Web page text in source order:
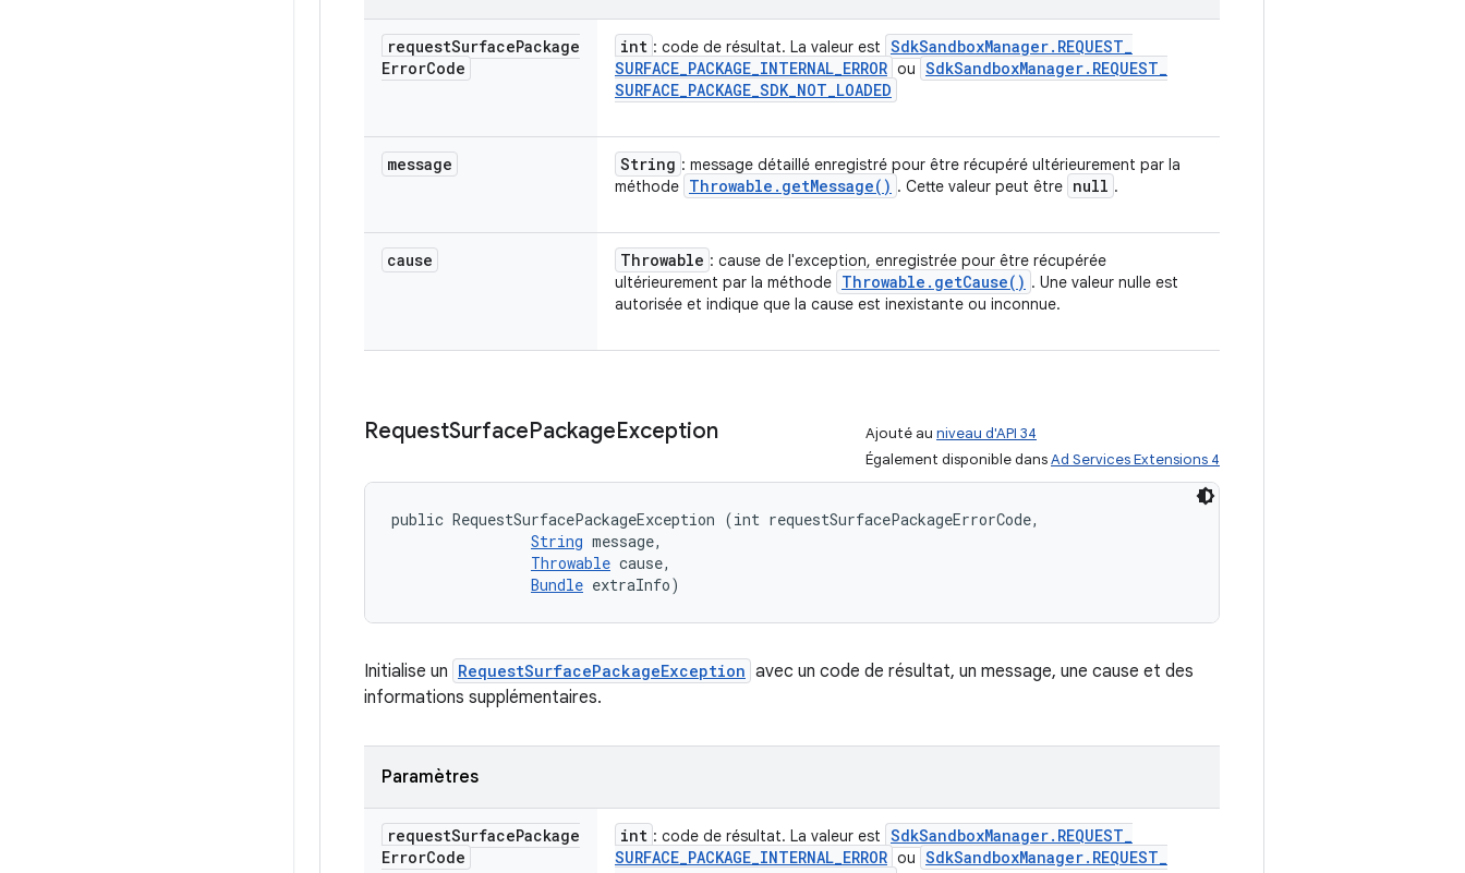
requestSurfacePackage
ErrorCode
int : code de résultat. La valeur est SdkSandboxManager. REQUEST_
SURFACE_PACKAGE_INTERNAL_ERROR ou SdkSandboxManager. REQUEST_
SURFACE_PACKAGE_SDK_NOT_LOADED
message String : message détaillé enregistré pour être récupéré ultérieurement par la
méthode Throwable . getMessage( ) . Cette valeur peut être null .
cause Throwable : cause de l'exception, enregistrée pour être récupérée
ultérieurement par la méthode Throwable . getCause( ) . Une valeur nulle est
autorisée et indique que la cause est inexistante ou inconnue.
RequestSurfacePackageException Ajouté au niveau d'API 34
Également disponible dansAd Services Extensions 4
public RequestSurfacePackageException (int requestSurfacePackageErrorCode,
String message,
Throwable cause,
Bundle extraInfo)
Initialise un RequestSurfacePackageException avec un code de résultat, un message, une cause et des
informations supplémentaires.
Paramètres
requestSurfacePackage
ErrorCode
int : code de résultat. La valeur est SdkSandboxManager. REQUEST_
SURFACE_PACKAGE_INTERNAL_ERROR ou SdkSandboxManager. REQUEST_